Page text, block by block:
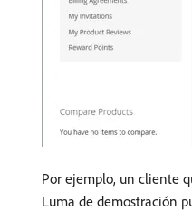
Por ejemplo, un cliente
Luma de demostración